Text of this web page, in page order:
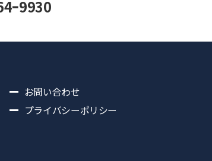
ｰ9930
お問い合わせ
プライバシーポリシー